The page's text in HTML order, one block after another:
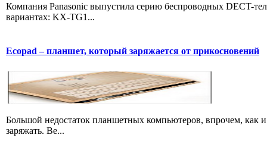
Компания Panasonic выпустила серию беспроводных DECT-
вариантах: KX-TG1...
Ecopad – планшет, который заряжается от прикосновений
Большой недостаток планшетных компьютеров, впрочем, как
заряжать. Ве...